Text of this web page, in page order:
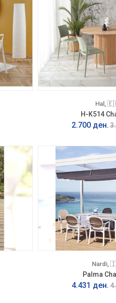
Hal,
H-K514
2.700 ден.
Nardi,
Palma
4.431 ден.